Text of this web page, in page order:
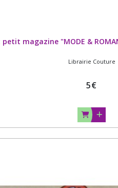
: petit magazine "MODE &
Librairie Couture
5€